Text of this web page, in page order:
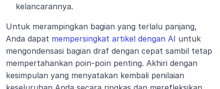
kelancarannya.
Untuk merampingkan bagian yang terlalu panjang,
Anda dapat mempersingkat artikel dengan AI untuk
mengondensasi bagian draf dengan cepat sambil tetap
mempertahankan poin-poin penting. Akhiri dengan
kesimpulan yang menyatakan kembali penilaian